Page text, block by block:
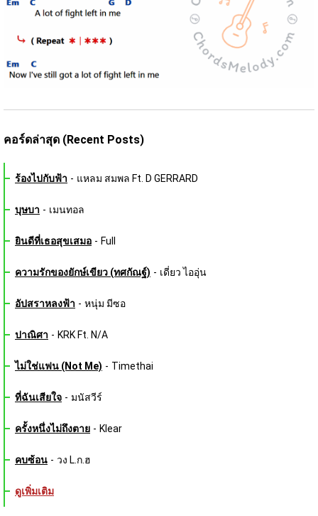
คอร์ดล่าสุด (Recent Posts)
ร้องไปกับฟ้า - แหลม สมพล Ft. D GERRARD
บุษบา - เมนทอล
ยินดีที่เธอสุขเสมอ - Full
ความรักของยักษ์เขียว (ทศกัณฐ์) - เดี่ยว ไออุ่น
อัปสราหลงฟ้า - หนุ่ม มีซอ
ปาณิศา - KRK Ft. N/A
ไม่ใช่แฟน (Not Me) - Timethai
ที่ฉันเสียใจ - มนัสวีร์
ครั้งหนึ่งไม่ถึงตาย - Klear
คบซ้อน - วง L.ก.ฮ
ดูเพิ่มเติม